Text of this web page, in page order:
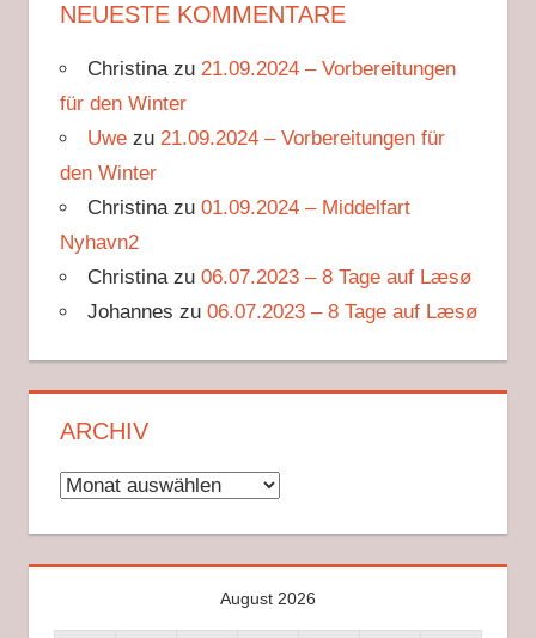
NEUESTE KOMMENTARE
Christinazu 21.09.2024 – Vorbereitungen
für den Winter
Uwezu 21.09.2024 – Vorbereitungen für
den Winter
Christinazu 01.09.2024 – Middelfart
Nyhavn2
Christinazu 06.07.2023 – 8 Tage auf Læsø
Johannes zu 06.07.2023 – 8 Tage auf Læsø
ARCHIV
Archiv
August 2026